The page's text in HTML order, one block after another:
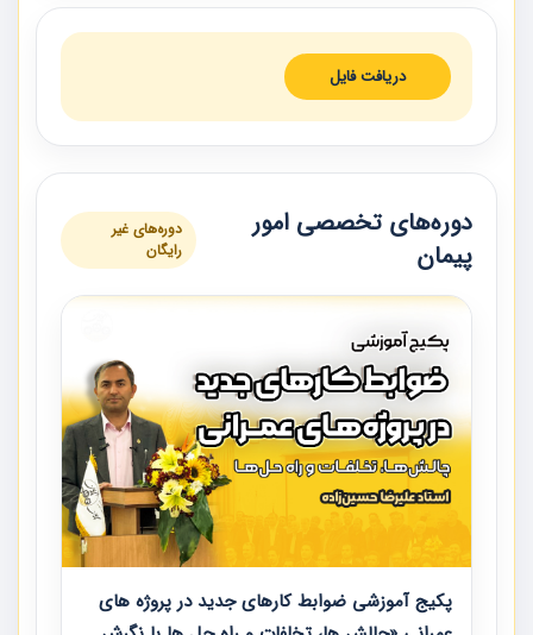
دریافت فایل
دوره‌های تخصصی امور
پیمان
دوره‌های غیر
رایگان
پکیج آموزشی ضوابط کارهای جدید در پروژه های